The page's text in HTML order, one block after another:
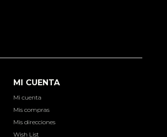
MI CUENTA
Mi cuenta
Mis compras
Mis direcciones
Wish List